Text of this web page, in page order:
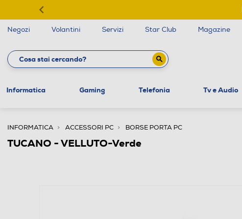
Negozi Volantini Servizi Star Club Magazine
Informatica Gaming Telefonia Tv e Audio
INFORMATICA ACCESSORI PC BORSE PORTA PC
TUCANO - VELLUTO-Verde